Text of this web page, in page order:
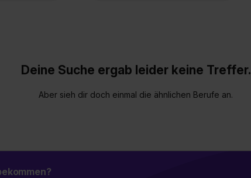
Deine Suche ergab leider keine Treffer.
Aber sieh dir doch einmal die ähnlichen Berufe an.